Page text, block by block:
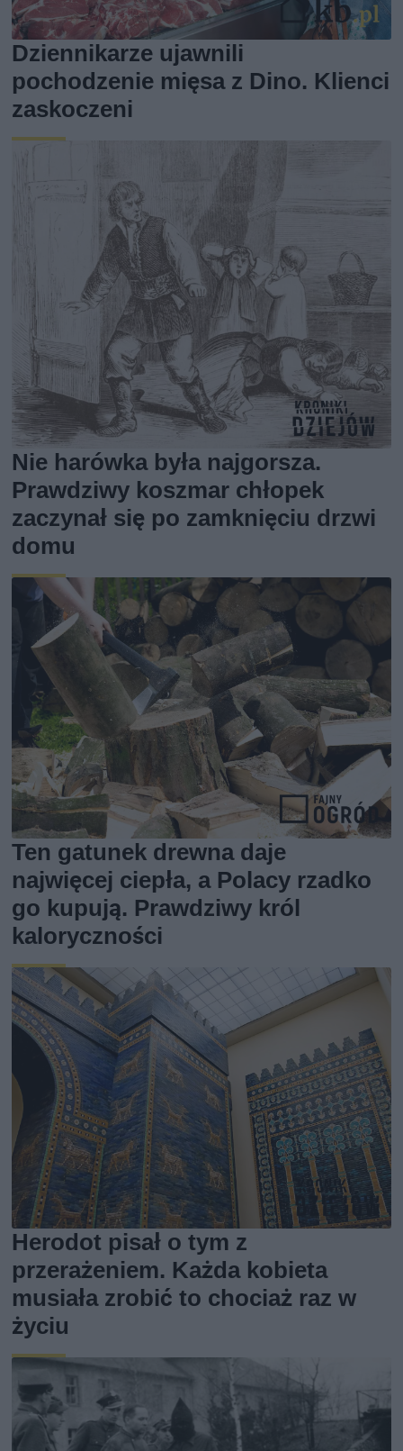
Dziennikarze ujawnili
pochodzenie mięsa z Dino. Klienci
zaskoczeni
Nie harówka była najgorsza.
Prawdziwy koszmar chłopek
zaczynał się po zamknięciu drzwi
domu
Ten gatunek drewna daje
najwięcej ciepła, a Polacy rzadko
go kupują. Prawdziwy król
kaloryczności
Herodot pisał o tym z
przerażeniem. Każda kobieta
musiała zrobić to chociaż raz w
życiu